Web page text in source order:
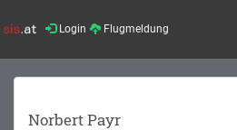
Login Flugmeldung
Norbert Payr